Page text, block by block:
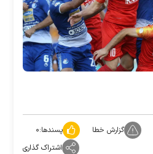
گزارش خطا پسندها:۰
اشتراک گذاری